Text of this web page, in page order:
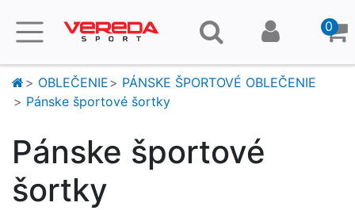
0
OBLEČENIE
PÁNSKE ŠPORTOVÉ OBLEČENIE
Pánske športové šortky
Pánske športové
šortky